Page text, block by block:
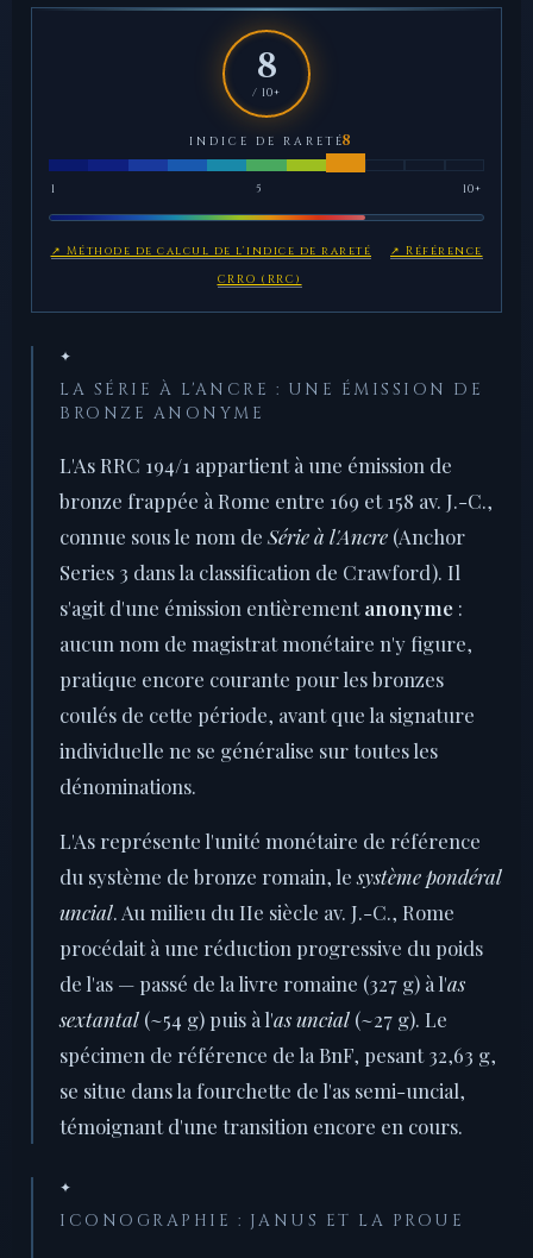
8
/ 10+
INDICE DE RARETÉ
1 5 10+
↗ Méthode de calcul de l'indice de rareté
↗ Référence
CRRO (RRC)
✦
LA SÉRIE À L'ANCRE : UNE ÉMISSION DE
BRONZE ANONYME
L'As RRC 194/1 appartient à une émission de
bronze frappée à Rome entre 169 et 158 av. J.-C.,
connue sous le nom de Série à l'Ancre (Anchor
Series 3 dans la classification de Crawford). Il
s'agit d'une émission entièrementanonyme :
aucun nom de magistrat monétaire n'y figure,
pratique encore courante pour les bronzes
coulés de cette période, avant que la signature
individuelle ne se généralise sur toutes les
dénominations.
L'As représente l'unité monétaire de référence
du système de bronze romain, lesystème pondéral
uncial. Au milieu du IIe siècle av. J.-C., Rome
procédait à une réduction progressive du poids
de l'as — passé de la livre romaine (327 g) à l'as
sextantal (~54 g) puis à l'as uncial (~27 g). Le
spécimen de référence de la BnF, pesant 32,63 g,
se situe dans la fourchette de l'as semi-uncial,
témoignant d'une transition encore en cours.
✦
ICONOGRAPHIE : JANUS ET LA PROUE